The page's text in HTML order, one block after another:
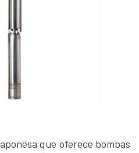
que oferece bombas